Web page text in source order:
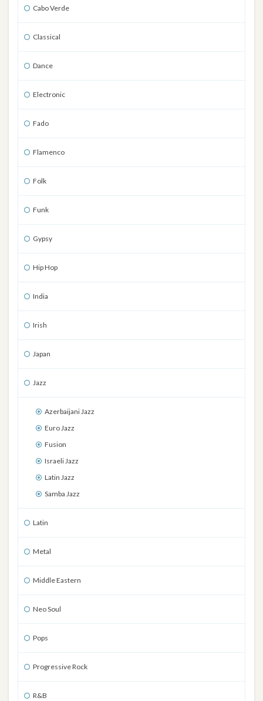
Cabo Verde
Classical
Dance
Electronic
Fado
Flamenco
Folk
Funk
Gypsy
Hip Hop
India
Irish
Japan
Jazz
Azerbaijani Jazz
Euro Jazz
Fusion
Israeli Jazz
Latin Jazz
Samba Jazz
Latin
Metal
Middle Eastern
Neo Soul
Pops
Progressive Rock
R&B